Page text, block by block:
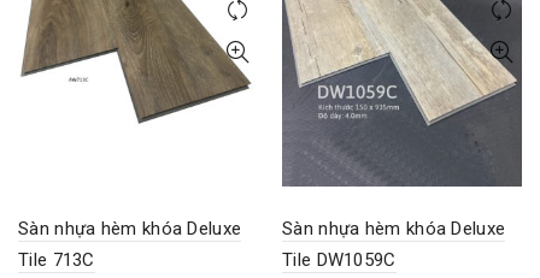
Sàn nhựa hèm khóa Deluxe
Tile 713C
Sàn nhựa hèm khóa Deluxe
Tile DW1059C